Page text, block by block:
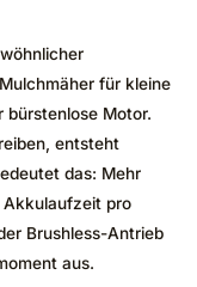
für kleine
bürstenlose Motor.
entsteht
das: Mehr
Akkulaufzeit pro
Brushless-Antrieb
aus.